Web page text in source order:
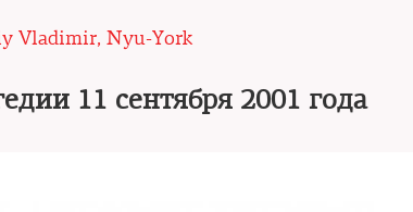
Vladimir, Nyu-York
11 сентября 2001 года